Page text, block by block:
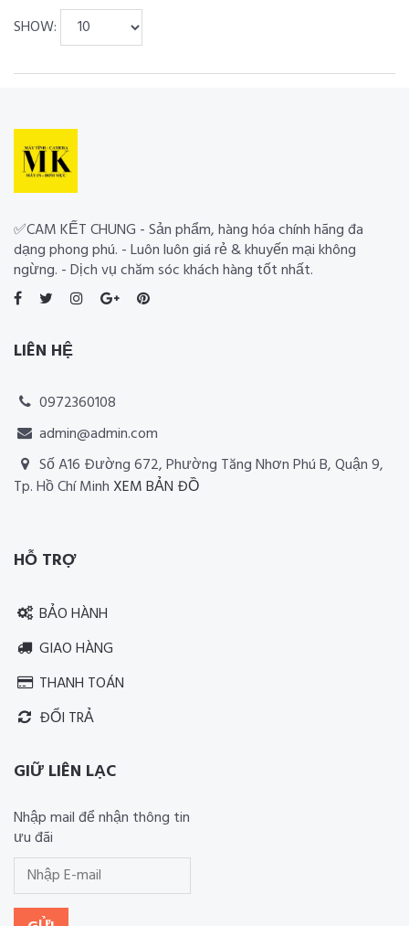
SHOW:
✅CAM KẾT CHUNG - Sản phẩm, hàng hóa chính hãng đa
dạng phong phú. - Luôn luôn giá rẻ & khuyến mại không
ngừng. - Dịch vụ chăm sóc khách hàng tốt nhất.
LIÊN HỆ
0972360108
admin@admin.com
Số A16 Đường 672, Phường Tăng Nhơn Phú B, Quận 9,
Tp. Hồ Chí Minh XEM BẢN ĐỒ
HỖ TRỢ
BẢO HÀNH
GIAO HÀNG
THANH TOÁN
ĐỔI TRẢ
GIỮ LIÊN LẠC
Nhập mail để nhận thông tin
ưu đãi